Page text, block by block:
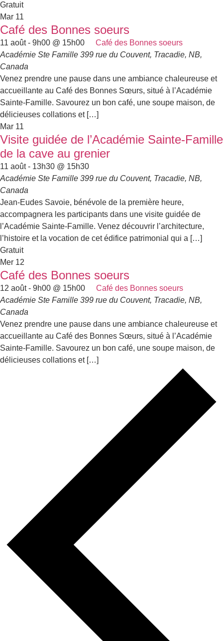
Gratuit
Mar 11
Café des Bonnes soeurs
11 août - 9h00 @ 15h00
Café des Bonnes soeurs
Académie Ste Famille 399 rue du Couvent, Tracadie, NB,
Canada
Venez prendre une pause dans une ambiance chaleureuse et
accueillante au Café des Bonnes Sœurs, situé à l’Académie
Sainte-Famille. Savourez un bon café, une soupe maison, de
délicieuses collations et […]
Mar 11
Visite guidée de l’Académie Sainte-Famille
de la cave au grenier
11 août - 13h30 @ 15h30
Académie Ste Famille 399 rue du Couvent, Tracadie, NB,
Canada
Jean-Eudes Savoie, bénévole de la première heure,
accompagnera les participants dans une visite guidée de
l’Académie Sainte-Famille. Venez découvrir l’architecture,
l’histoire et la vocation de cet édifice patrimonial qui a […]
Gratuit
Mer 12
Café des Bonnes soeurs
12 août - 9h00 @ 15h00
Café des Bonnes soeurs
Académie Ste Famille 399 rue du Couvent, Tracadie, NB,
Canada
Venez prendre une pause dans une ambiance chaleureuse et
accueillante au Café des Bonnes Sœurs, situé à l’Académie
Sainte-Famille. Savourez un bon café, une soupe maison, de
délicieuses collations et […]